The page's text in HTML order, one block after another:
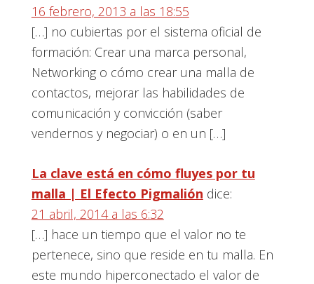
16 febrero, 2013 a las 18:55
[…] no cubiertas por el sistema oficial de
formación: Crear una marca personal,
Networking o cómo crear una malla de
contactos, mejorar las habilidades de
comunicación y convicción (saber
vendernos y negociar) o en un […]
La clave está en cómo fluyes por tu
malla | El Efecto Pigmalión dice:
21 abril, 2014 a las 6:32
[…] hace un tiempo que el valor no te
pertenece, sino que reside en tu malla. En
este mundo hiperconectado el valor de